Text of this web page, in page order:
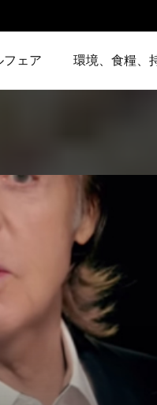
フェア 環境、食糧、